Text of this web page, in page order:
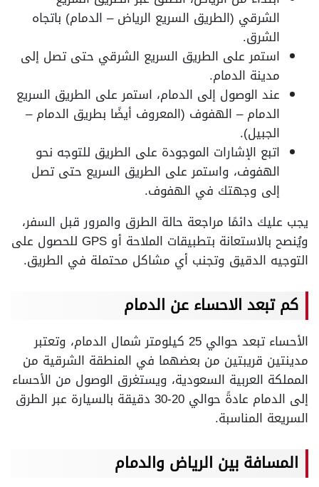
الشرقي (الطريق السريع الرياض – الدمام) باتجاه
الشرق.
استمر على الطريق السريع الشرقي حتى تصل إلى
مدينة الدمام.
عند الوصول إلى الدمام، استمر على الطريق السريع
الدمام – الهفوف (المعروف أيضًا بطريق الدمام –
الجبيل).
اتبع الإشارات الموجودة على الطريق للتوجه نحو
الهفوف، واستمر على الطريق السريع حتى تصل
إلى وجهتك في الهفوف.
يجب عليك دائمًا مراجعة حالة الطرق والمرور قبل السفر،
ويُنصح بالاستعانة بتطبيقات الملاحة أو GPS للحصول على
التوجيه الدقيق وتجنب أي مشاكل محتملة في الطريق.
كم تبعد الاحساء عن الدمام
الأحساء تبعد حوالي 25 كيلومتر شمال الدمام، وتعتبر
مدينتين قريبتين من بعضهما في المنطقة الشرقية من
المملكة العربية السعودية، ويستغرق الوصول من الأحساء
إلى الدمام عادةً حوالي 20-30 دقيقة بالسيارة عبر الطرق
السريعة المناسبة.
المسافة بين الرياض والدمام